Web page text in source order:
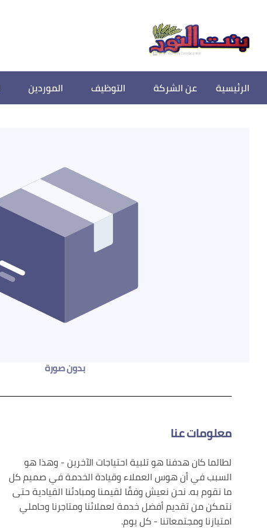
الرئيسية عن الشركة التوظيف الموردين
بدون صورة
معلومات عنا
لطالما كان هدفنا هو تلبية احتياجات الآخرين - وهذا هو
السبب في أن هوس العملاء وقيادة الخدمة في صميم كل
ما نقوم به. نحن نعيش وفقًا لقيمنا ومبادئنا القيادية حتى
نتمكن من تقديم أفضل خدمة لعملائنا ومتاجرنا وحاملي
امتيازنا ومجتمعاتنا - كل يوم.